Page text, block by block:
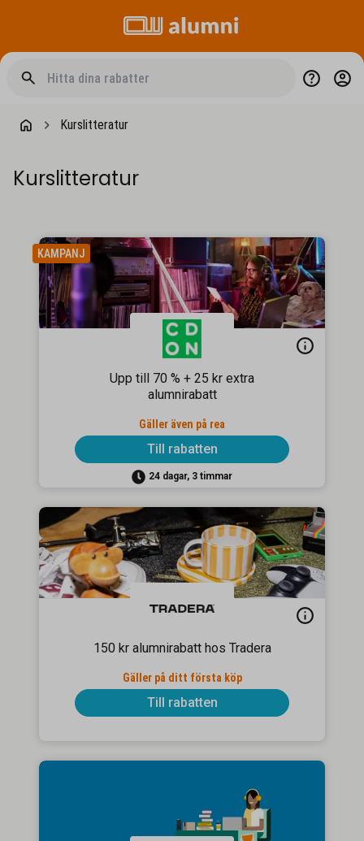
Kurslitteratur
Kurslitteratur
KAMPANJ
Upp till 70 % + 25 kr extra
alumnirabatt
Gäller även på rea
Till rabatten
24 dagar, 3 timmar
150 kr alumnirabatt hos Tradera
Gäller på ditt första köp
Till rabatten